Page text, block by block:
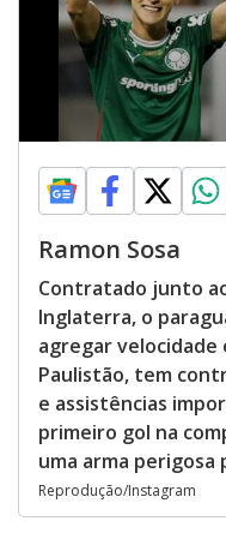
Ramon Sosa
Contratado junto
Inglaterra, o
agregar velocidade
Paulistão, tem
e assistências
primeiro gol na
uma arma perigosa
Reprodução/Instagram